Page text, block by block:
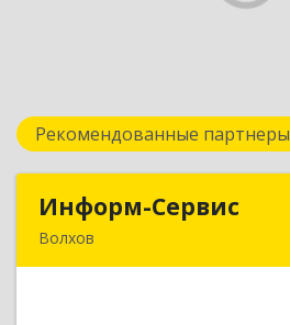
Рекомендованные партнеры
Информ-Сервис
Волхов